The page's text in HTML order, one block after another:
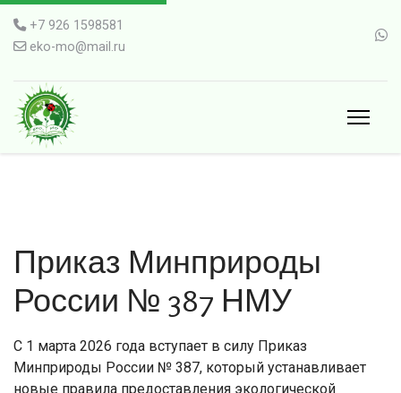
+7 926 1598581
eko-mo@mail.ru
Приказ Минприроды
России № 387 НМУ
С 1 марта 2026 года вступает в силу Приказ
Минприроды России № 387, который устанавливает
новые правила предоставления экологической